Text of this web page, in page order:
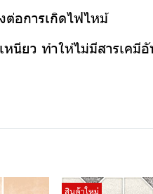
ต่อการเกิดไฟไหม้
นียว ทำให้ไม่มีสารเคมี
สินค้าใหม่